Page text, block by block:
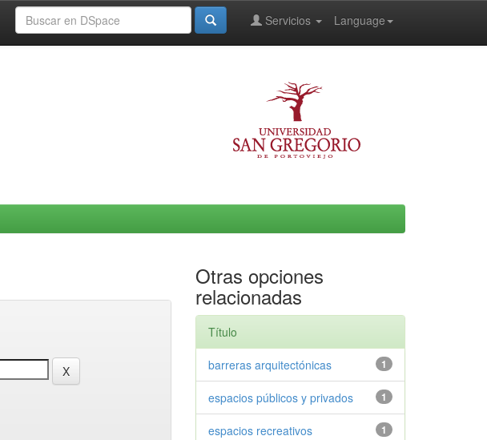
Language
Servicios
Otras opciones
relacionadas
Título
1
barreras arquitectónicas
1
espacios públicos y privados
1
espacios recreativos